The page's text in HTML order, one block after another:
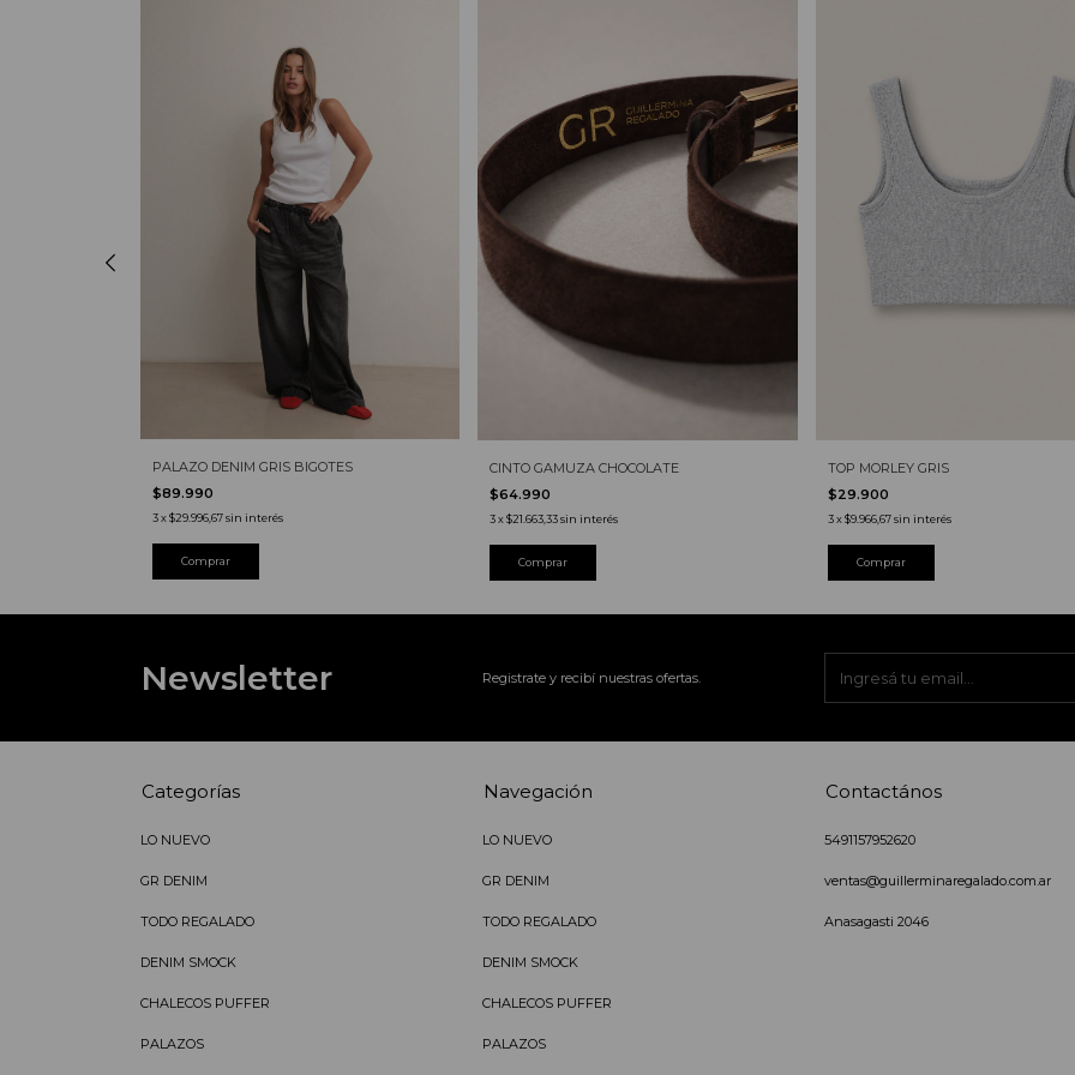
PALAZO DENIM GRIS BIGOTES
$89.990
3x$29.996,67sin interés
Comprar
CINTO GAMUZA CHOCOLATE
$64.990
3 x$21.663,33 sin interés
Comprar
TOP MORLEY GRIS
$29.900
3 x$9.966,67 sin interés
Newsletter Registrate y recibí nuestras ofertas.
Categorías
LO NUEVO
GR DENIM
TODO REGALADO
DENIM SMOCK
CHALECOS PUFFER
PALAZOS
Navegación
LO NUEVO
GR DENIM
TODO REGALADO
DENIM SMOCK
CHALECOS PUFFER
PALAZOS
Contactános
5491157952620
ventas@guillerminaregalado.com.ar
Anasagasti 2046